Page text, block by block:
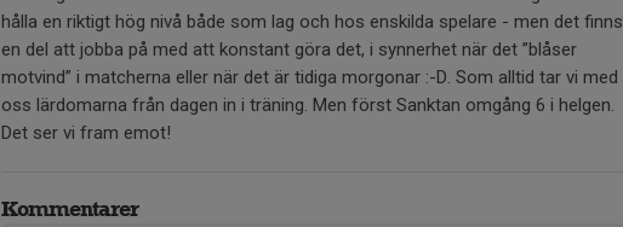
hålla en riktigt hög nivå både som lag och hos enskilda spelare - men det finns
en del att jobba på med att konstant göra det, i synnerhet när det ”blåser
motvind” i matcherna eller när det är tidiga morgonar :-D. Som alltid tar vi med
oss lärdomarna från dagen in i träning. Men först Sanktan omgång 6 i helgen.
Det ser vi fram emot!
Kommentarer